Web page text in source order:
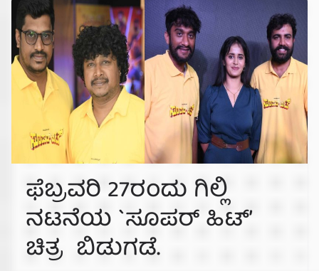
ಫೆಬ್ರವರಿ 27ರಂದು ಗಿಲ್ಲಿ
ನಟನೆಯ `ಸೂಪರ್ ಹಿಟ್’
ಚಿತ್ರ ಬಿಡುಗಡೆ.